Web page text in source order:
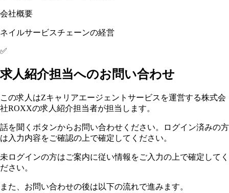
会社概要
ネイルサービスチェーンの経営
✅
求人紹介担当へのお問い合わせ
この求人はZキャリアエージェントサービスを運営する株式会
社ROXXの求人紹介担当者が担当します。
話を聞くボタンからお問い合わせください。ログイン済みの方
は入力内容をご確認の上で確定してください。
未ログインの方はご案内に従い情報をご入力の上で確定してく
ださい。
また、お問い合わせの後は以下の流れで進みます。